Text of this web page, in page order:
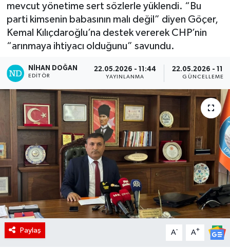
mevcut yönetime sert sözlerle yüklendi. “Bu
parti kimsenin babasının malı değil” diyen Göçer,
Kemal Kılıçdaroğlu’na destek vererek CHP’nin
“arınmaya ihtiyacı olduğunu” savundu.
NIHAN DOĞAN
EDITÖR
22.05.2026 - 11:44
YAYINLANMA
22.05.2026 -
GÜNCELLEME
Paylaş A- A+